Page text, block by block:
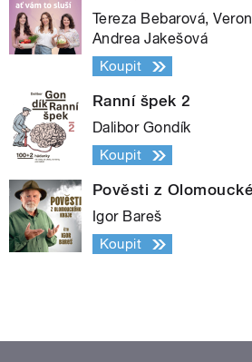
Tereza Bebarová,
Andrea Jakešová
Koupit
Ranní špek 2
Dalibor Gondík
Koupit
Pověsti z
Igor Bareš
Koupit